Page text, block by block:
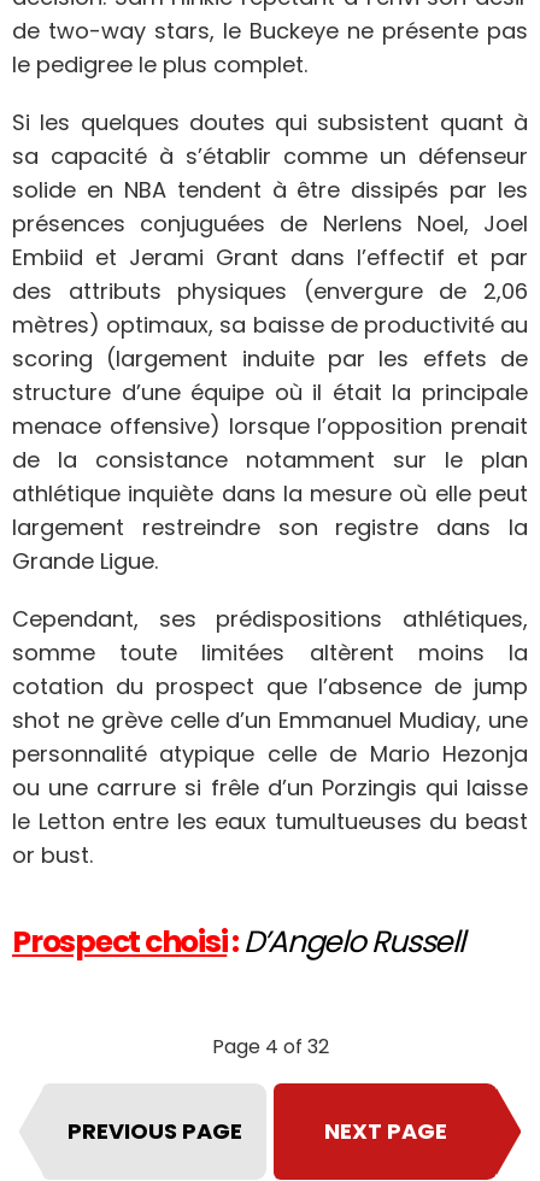
de two-way stars, le Buckeye ne présente pas
le pedigree le plus complet.
Si les quelques doutes qui subsistent quant à
sa capacité à s’établir comme un défenseur
solide en NBA tendent à être dissipés par les
présences conjuguées de Nerlens Noel, Joel
Embiid et Jerami Grant dans l’effectif et par
des attributs physiques (envergure de 2,06
mètres) optimaux, sa baisse de productivité au
scoring (largement induite par les effets de
structure d’une équipe où il était la principale
menace offensive) lorsque l’opposition prenait
de la consistance notamment sur le plan
athlétique inquiète dans la mesure où elle peut
largement restreindre son registre dans la
Grande Ligue.
Cependant, ses prédispositions athlétiques,
somme toute limitées altèrent moins la
cotation du prospect que l’absence de jump
shot ne grève celle d’un Emmanuel Mudiay, une
personnalité atypique celle de Mario Hezonja
ou une carrure si frêle d’un Porzingis qui laisse
le Letton entre les eaux tumultueuses du beast
or bust.
Prospect choisi:D’Angelo Russell
Page 4 of 32
PREVIOUS PAGE NEXT PAGE